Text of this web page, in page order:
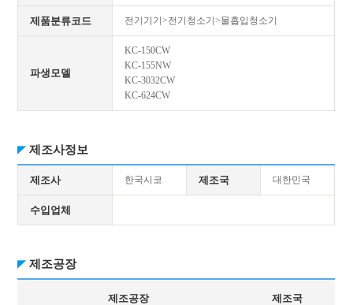
제품분류코드 전기기기>전기청소기>물흡입청소기
파생모델
KC-150CW
KC-155NW
KC-3032CW
KC-624CW
제조사정보
제조사 한국시코 제조국 대한민국
수입업체
제조공장
제조공장 제조국